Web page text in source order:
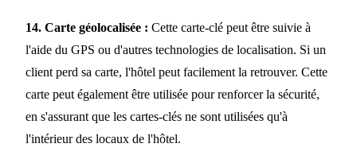
14. Carte géolocalisée : Cette carte-clé peut être suivie à
l'aide du GPS ou d'autres technologies de localisation. Si un
client perd sa carte, l'hôtel peut facilement la retrouver. Cette
carte peut également être utilisée pour renforcer la sécurité,
en s'assurant que les cartes-clés ne sont utilisées qu'à
l'intérieur des locaux de l'hôtel.